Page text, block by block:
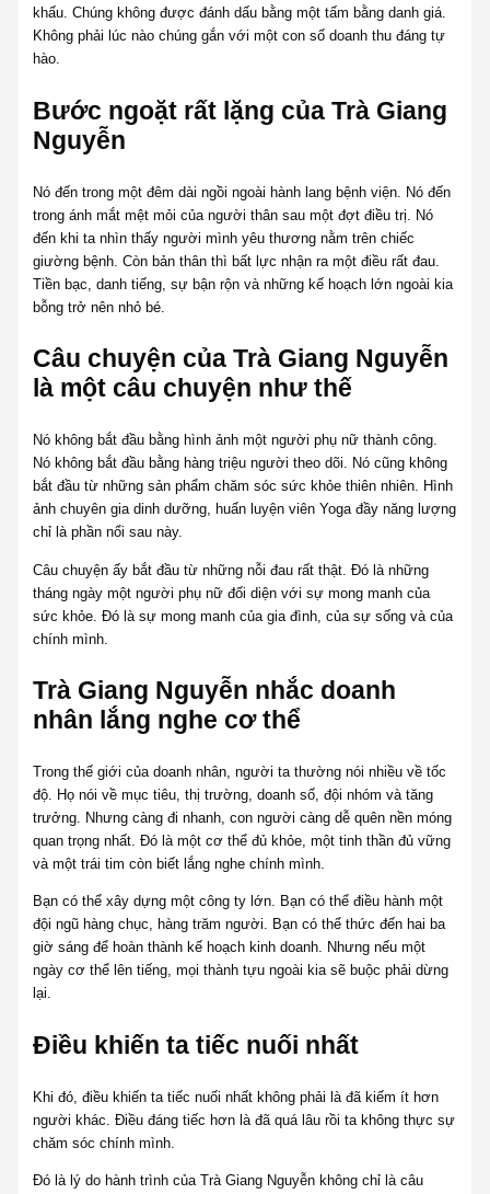
khấu. Chúng không được đánh dấu bằng một tấm bằng danh giá.
Không phải lúc nào chúng gắn với một con số doanh thu đáng tự
hào.
Bước ngoặt rất lặng của Trà Giang
Nguyễn
Nó đến trong một đêm dài ngồi ngoài hành lang bệnh viện. Nó đến
trong ánh mắt mệt mỏi của người thân sau một đợt điều trị. Nó
đến khi ta nhìn thấy người mình yêu thương nằm trên chiếc
giường bệnh. Còn bản thân thì bất lực nhận ra một điều rất đau.
Tiền bạc, danh tiếng, sự bận rộn và những kế hoạch lớn ngoài kia
bỗng trở nên nhỏ bé.
Câu chuyện của Trà Giang Nguyễn
là một câu chuyện như thế
Nó không bắt đầu bằng hình ảnh một người phụ nữ thành công.
Nó không bắt đầu bằng hàng triệu người theo dõi. Nó cũng không
bắt đầu từ những sản phẩm chăm sóc sức khỏe thiên nhiên. Hình
ảnh chuyên gia dinh dưỡng, huấn luyện viên Yoga đầy năng lượng
chỉ là phần nổi sau này.
Câu chuyện ấy bắt đầu từ những nỗi đau rất thật. Đó là những
tháng ngày một người phụ nữ đối diện với sự mong manh của
sức khỏe. Đó là sự mong manh của gia đình, của sự sống và của
chính mình.
Trà Giang Nguyễn nhắc doanh
nhân lắng nghe cơ thể
Trong thế giới của doanh nhân, người ta thường nói nhiều về tốc
độ. Họ nói về mục tiêu, thị trường, doanh số, đội nhóm và tăng
trưởng. Nhưng càng đi nhanh, con người càng dễ quên nền móng
quan trọng nhất. Đó là một cơ thể đủ khỏe, một tinh thần đủ vững
và một trái tim còn biết lắng nghe chính mình.
Bạn có thể xây dựng một công ty lớn. Bạn có thể điều hành một
đội ngũ hàng chục, hàng trăm người. Bạn có thể thức đến hai ba
giờ sáng để hoàn thành kế hoạch kinh doanh. Nhưng nếu một
ngày cơ thể lên tiếng, mọi thành tựu ngoài kia sẽ buộc phải dừng
lại.
Điều khiến ta tiếc nuối nhất
Khi đó, điều khiến ta tiếc nuối nhất không phải là đã kiếm ít hơn
người khác. Điều đáng tiếc hơn là đã quá lâu rồi ta không thực sự
chăm sóc chính mình.
Đó là lý do hành trình của Trà Giang Nguyễn không chỉ là câu